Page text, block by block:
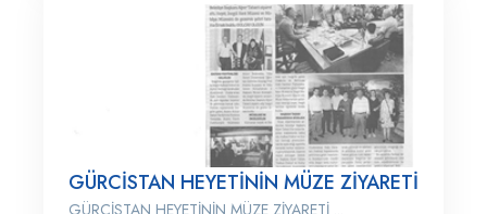
GÜRCİSTAN HEYETİNİN MÜZE ZİYARETİ
GÜRCİSTAN HEYETİNİN MÜZE ZİYARETİ ...